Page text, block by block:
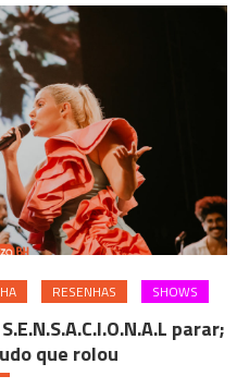
05)
RESENHAS SHOWS
parar;
que rolou